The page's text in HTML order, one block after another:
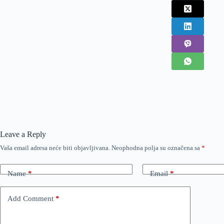
Leave a Reply
Vaša email adresa neće biti objavljivana. Neophodna polja su označena sa *
Name* Email*
Add Comment *